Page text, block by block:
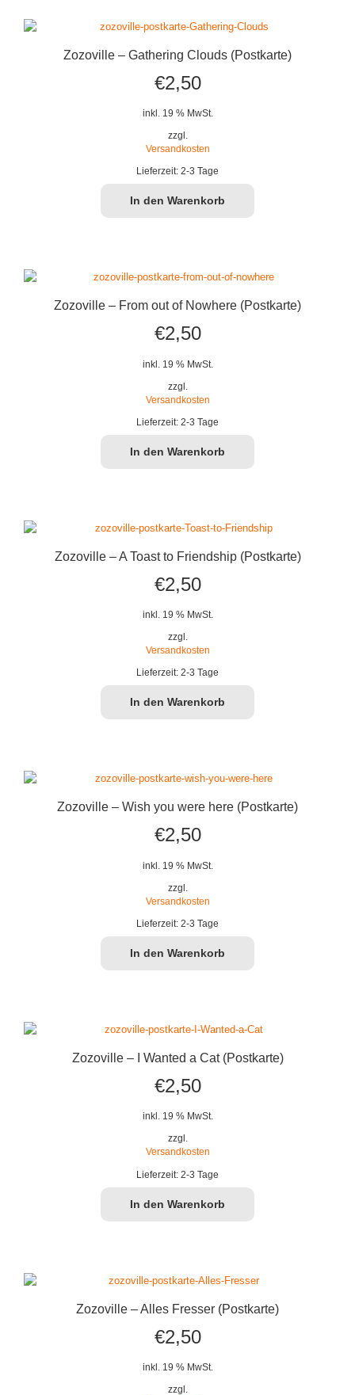
Zozoville – Gathering Clouds (Postkarte)
€2,50
inkl. 19 % MwSt.
zzgl.
Versandkosten
Lieferzeit: 2-3 Tage
In den Warenkorb
Zozoville – From out of Nowhere (Postkarte)
€2,50
inkl. 19 % MwSt.
zzgl.
Versandkosten
Lieferzeit: 2-3 Tage
In den Warenkorb
Zozoville – A Toast to Friendship (Postkarte)
€2,50
inkl. 19 % MwSt.
zzgl.
Versandkosten
Lieferzeit: 2-3 Tage
In den Warenkorb
Zozoville – Wish you were here (Postkarte)
€2,50
inkl. 19 % MwSt.
zzgl.
Versandkosten
Lieferzeit: 2-3 Tage
In den Warenkorb
Zozoville – I Wanted a Cat (Postkarte)
€2,50
inkl. 19 % MwSt.
zzgl.
Versandkosten
Lieferzeit: 2-3 Tage
In den Warenkorb
Zozoville – Alles Fresser (Postkarte)
€2,50
inkl. 19 % MwSt.
zzgl.